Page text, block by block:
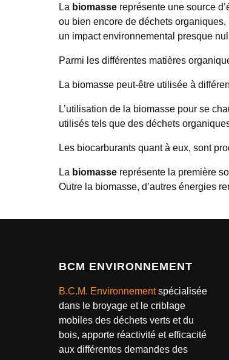
La biomasse représente une source
ou bien encore de déchets
un impact environnemental presque
Parmi les différentes matières
La biomasse peut-être utilisée à
L’utilisation de la biomasse pour se
utilisés tels que des déchets
Les biocarburants quant à eux, sont
La biomasse représente la première
Outre la biomasse, d’autres énergies
BCM ENVIRONNEMENT
B.C.M. Environnementspécialisée
dans le broyage et le criblage
mobiles des déchets verts et du
bois, apporte réactivité et efficacité
aux différentes demandes des